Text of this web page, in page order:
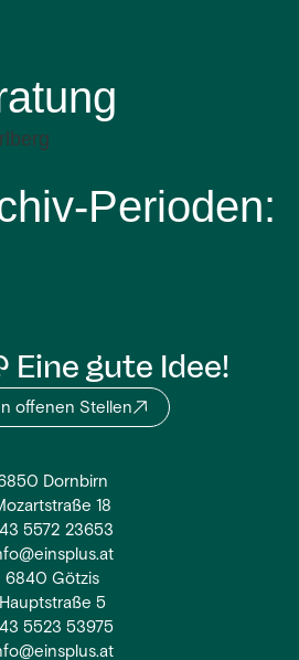
Perioden:
gute Idee!
offenen Stellen
Dornbirn
18
5572 23653
6840 Götzis
Hauptstraße 5
5523 53975